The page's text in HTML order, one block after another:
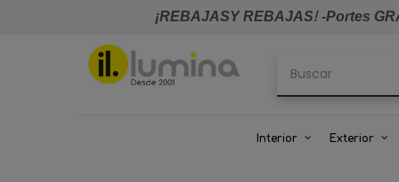
¡REBAJASY REBAJAS!-Portes
Interior Exterior